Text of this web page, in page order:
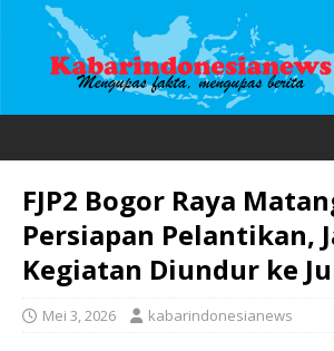
FJP2 Bogor Raya
Persiapan Pelantikan,
Kegiatan Diundur ke
Mei 3, 2026 kabarindonesianews